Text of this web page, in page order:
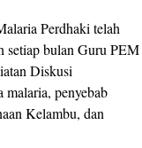
Perdhaki telah
setiap bulan Guru PEM
Diskusi
penyebab
Kelambu, dan